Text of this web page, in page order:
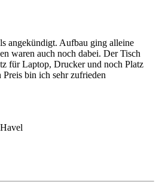
angekündigt. Aufbau ging alleine
waren auch noch dabei. Der Tisch
für Laptop, Drucker und noch Platz
bin ich sehr zufrieden